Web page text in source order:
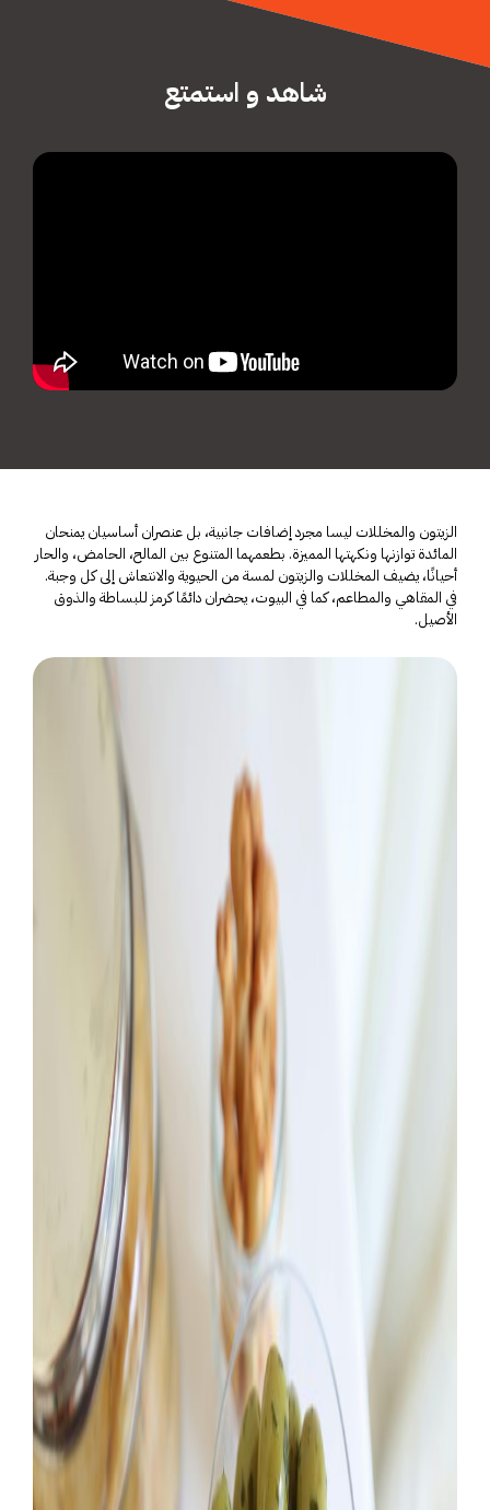
شاهد و استمتع
الزيتون والمخللات ليسا مجرد إضافات جانبية، بل عنصران أساسيان يمنحان
المائدة توازنها ونكهتها المميزة. بطعمهما المتنوع بين المالح، الحامض، والحار
أحيانًا، يضيف المخللات والزيتون لمسة من الحيوية والانتعاش إلى كل وجبة.
في المقاهي والمطاعم، كما في البيوت، يحضران دائمًا كرمز للبساطة والذوق
الأصيل.